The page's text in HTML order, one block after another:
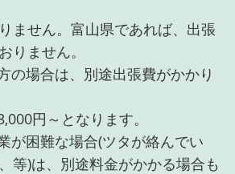
ません。富山県であれば、出張
りません。
の場合は、別途出張費がかかり
円～となります。
が困難な場合(ツタが絡んでい
等)は、別途料金がかかる場合も